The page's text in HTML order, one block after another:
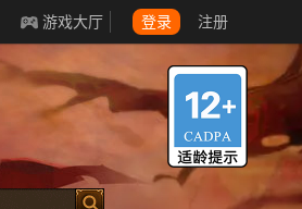
游戏大厅 登录 注册